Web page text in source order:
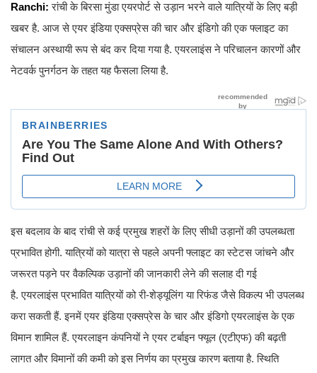
Ranchi: रांची के बिरसा मुंडा एयरपोर्ट से उड़ान भरने वाले यात्रियों के लिए बड़ी
खबर है. आज से एयर इंडिया एक्सप्रेस की चार और इंडिगो की एक फ्लाइट का
संचालन अस्थायी रूप से बंद कर दिया गया है. एयरलाइंस ने परिचालन कारणों और
नेटवर्क पुनर्गठन के तहत यह फैसला लिया है.
इस बदलाव के बाद रांची से कई प्रमुख शहरों के लिए सीधी उड़ानों की उपलब्धता
प्रभावित होगी. यात्रियों को यात्रा से पहले अपनी फ्लाइट का स्टेटस जांचने और
जरूरत पड़ने पर वैकल्पिक उड़ानों की जानकारी लेने की सलाह दी गई
है. एयरलाइंस प्रभावित यात्रियों को री-शेड्यूलिंग या रिफंड जैसे विकल्प भी उपलब्ध
करा सकती हैं. इनमें एयर इंडिया एक्सप्रेस के चार और इंडिगो एयरलाइंस के एक
विमान शामिल हैं. एयरलाइन कंपनियों ने एयर टर्बाइन फ्यूल (एटीएफ) की बढ़ती
लागत और विमानों की कमी को इस निर्णय का प्रमुख कारण बताया है. स्थिति